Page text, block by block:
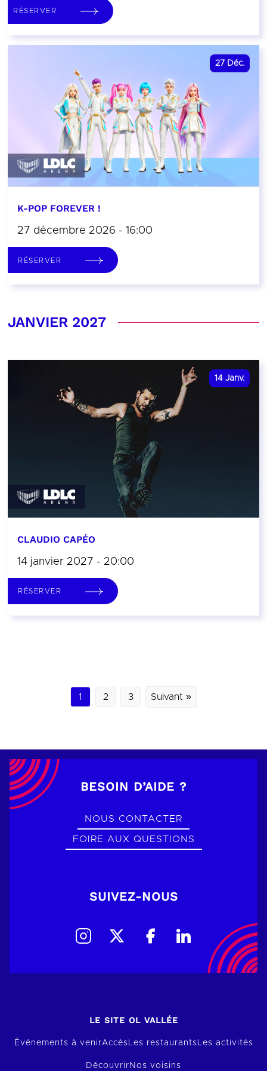
RÉSERVER
27 Déc.
K-POP FOREVER !
27 décembre 2026 - 16:00
RÉSERVER
JANVIER 2027
14 Janv.
CLAUDIO CAPÉO
14 janvier 2027 - 20:00
RÉSERVER
1 2 3 Suivant »
BESOIN D’AIDE ?
NOUS CONTACTER
FOIRE AUX QUESTIONS
SUIVEZ-NOUS
LE SITE OL VALLÉE
Événements à venirAccèsLes restaurantsLes activités
Découvrir Nos voisins